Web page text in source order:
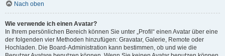
Nach oben
Wie verwende ich einen Avatar?
In Ihrem persönlichen Bereich können Sie unter „Profil“ einen Avatar über eine
der folgenden vier Methoden hinzufügen: Gravatar, Galerie, Remote oder
Hochladen. Die Board-Administration kann bestimmen, ob und wie die